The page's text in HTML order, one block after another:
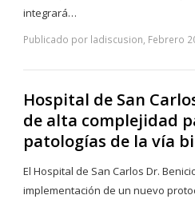
integrará…
Publicado por ladiscusion, Febrero
Hospital de San
de alta complejidad
patologías de la vía
El Hospital de San Carlos Dr.
implementación de un nuevo